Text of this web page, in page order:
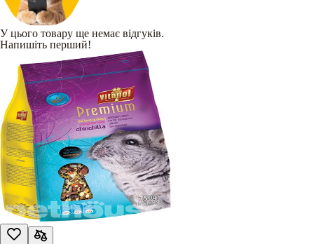
У цього товару ще немає відгуків.
Напишіть перший!